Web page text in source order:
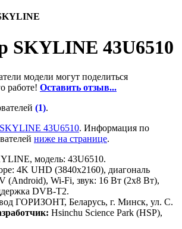
SKYLINE 43U6510
модели могут поделиться
работе! Оставить отзыв...
(1).
SKYLINE 43U6510. Информация по
ниже на странице.
модель: 43U6510.
4K UHD (3840x2160), диагональ
(Android), Wi-Fi, звук: 16 Вт (2x8 Вт),
DVB-T2.
ГОРИЗОНТ, Беларусь, г. Минск, ул. С.
Hsinchu Science Park (HSP),